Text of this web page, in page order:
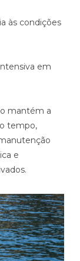
às condições
em
mantém a
tempo,
e